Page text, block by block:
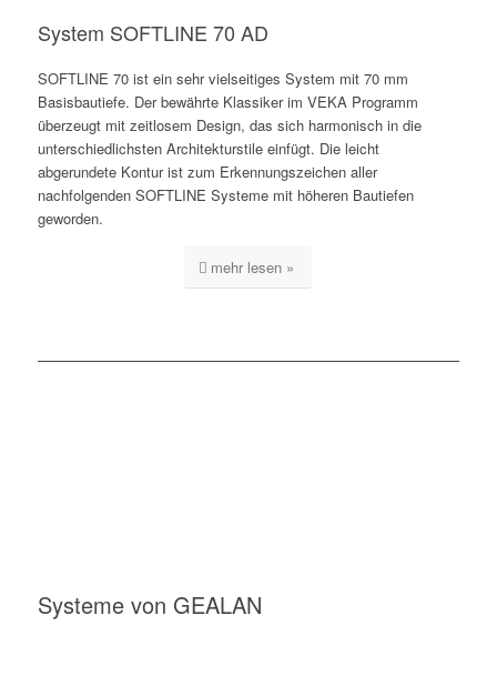
System SOFTLINE 70 AD
SOFTLINE 70 ist ein sehr vielseitiges System mit 70 mm
Basisbautiefe. Der bewährte Klassiker im VEKA Programm
überzeugt mit zeitlosem Design, das sich harmonisch in die
unterschiedlichsten Architekturstile einfügt. Die leicht
abgerundete Kontur ist zum Erkennungszeichen aller
nachfolgenden SOFTLINE Systeme mit höheren Bautiefen
geworden.
mehr lesen »
Systeme von GEALAN